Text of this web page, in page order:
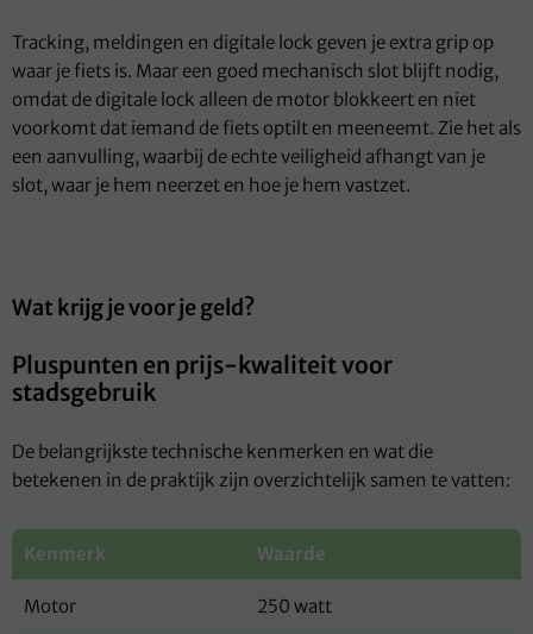
Tracking, meldingen en digitale lock geven je extra grip op
waar je fiets is. Maar een goed mechanisch slot blijft nodig,
omdat de digitale lock alleen de motor blokkeert en niet
voorkomt dat iemand de fiets optilt en meeneemt. Zie het als
een aanvulling, waarbij de echte veiligheid afhangt van je
slot, waar je hem neerzet en hoe je hem vastzet.
Wat krijg je voor je geld?
Pluspunten en prijs-kwaliteit voor
stadsgebruik
De belangrijkste technische kenmerken en wat die
betekenen in de praktijk zijn overzichtelijk samen te vatten:
Kenmerk Waarde
Motor 250 watt